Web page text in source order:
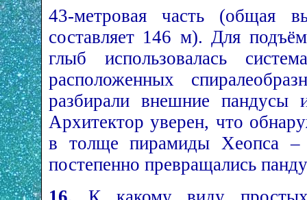
43-метровая часть (общая
составляет 146 м). Для
глыб использовалась
расположенных
разбирали внешние пандусы
Архитектор уверен, что
в толще пирамиды Хеопса –
постепенно превращались